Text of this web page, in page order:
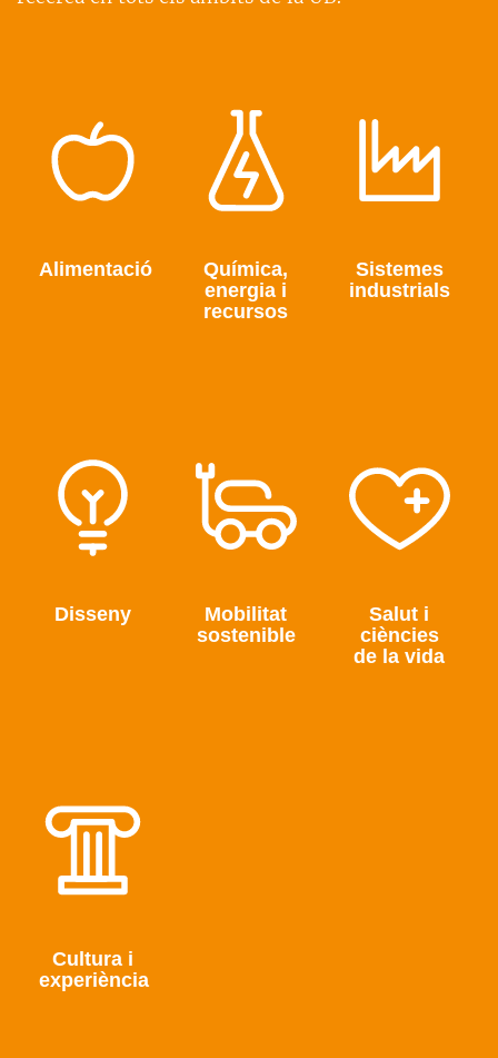
Alimentació
Química,
energia i
recursos
Sistemes
industrials
Disseny
Mobilitat
sostenible
Salut i
ciències
de la vida
Cultura i
experiència